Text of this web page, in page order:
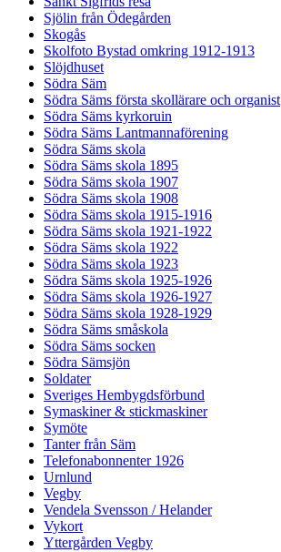
Sjölin från Ödegården
Skogås
Skolfoto Bystad omkring 1912-1913
Slöjdhuset
Södra Säm
Södra Säms första skollärare och organist
Södra Säms kyrkoruin
Södra Säms Lantmannaförening
Södra Säms skola
Södra Säms skola 1895
Södra Säms skola 1907
Södra Säms skola 1908
Södra Säms skola 1915-1916
Södra Säms skola 1921-1922
Södra Säms skola 1922
Södra Säms skola 1923
Södra Säms skola 1925-1926
Södra Säms skola 1926-1927
Södra Säms skola 1928-1929
Södra Säms småskola
Södra Säms socken
Södra Sämsjön
Soldater
Sveriges Hembygdsförbund
Symaskiner & stickmaskiner
Symöte
Tanter från Säm
Telefonabonnenter 1926
Urnlund
Vegby
Vendela Svensson / Helander
Vykort
Yttergården Vegby